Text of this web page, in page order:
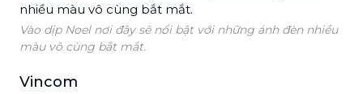
Vào dịp Noel nơi đây sẽ nổi bật với những ánh đèn nhiều
màu vô cùng bắt mắt.
Vincom